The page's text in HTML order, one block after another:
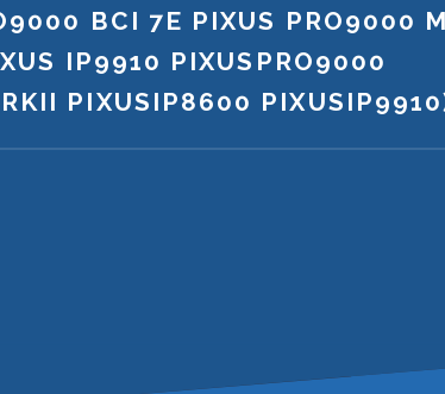
BCI 7E PIXUS PRO9000
IP9910 PIXUSPRO9000
PIXUSIP8600